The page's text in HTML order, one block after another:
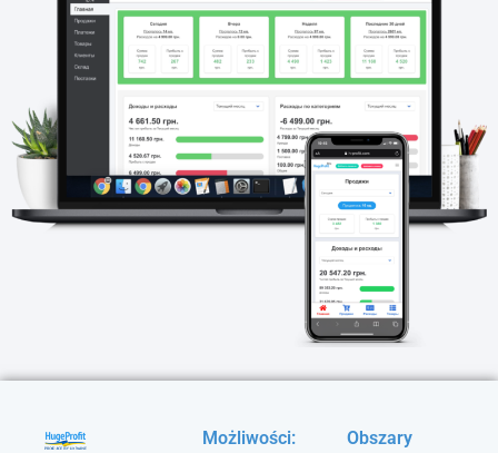
Możliwości:
Obszary